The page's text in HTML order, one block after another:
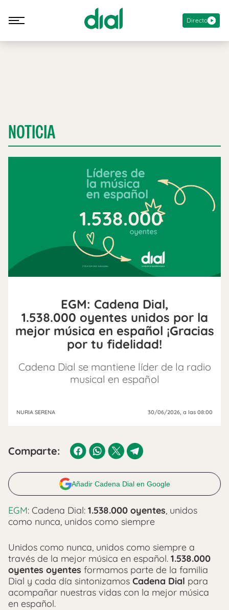
Directo
NOTICIA
EGM: Cadena Dial,
1.538.000 oyentes unidos por la
mejor música en español ¡Gracias
por tu fidelidad!
Cadena Dial se mantiene líder de la radio
musical en español
NURIA SERENA 30/06/2026, a las 08:00
Comparte:
Añadir Cadena Dial en Google
EGM: Cadena Dial: 1.538.000 oyentes, unidos
como nunca, unidos como siempre
Unidos como nunca, unidos como siempre a
través de la mejor música en español. 1.538.000
oyentes oyentes formamos parte de la familia
Dial y cada día sintonizamos Cadena Dial para
acompañar nuestras vidas con la mejor música
en español.